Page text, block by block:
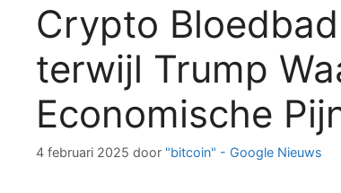
Crypto
terwijl Trump
Economische
4 februari 2025 door "bitcoin" - Google Nieuws